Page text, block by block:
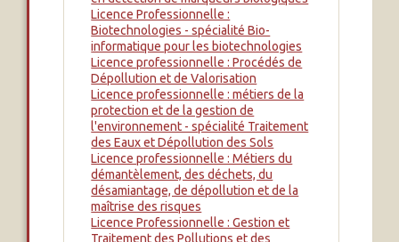
Licence Professionnelle :
Biotechnologies - spécialité Bio-
informatique pour les biotechnologies
Licence professionnelle : Procédés de
Dépollution et de Valorisation
Licence professionnelle : métiers de la
protection et de la gestion de
l'environnement - spécialité Traitement
des Eaux et Dépollution des Sols
Licence professionnelle : Métiers du
démantèlement, des déchets, du
désamiantage, de dépollution et de la
maîtrise des risques
Licence Professionnelle : Gestion et
Traitement des Pollutions et des